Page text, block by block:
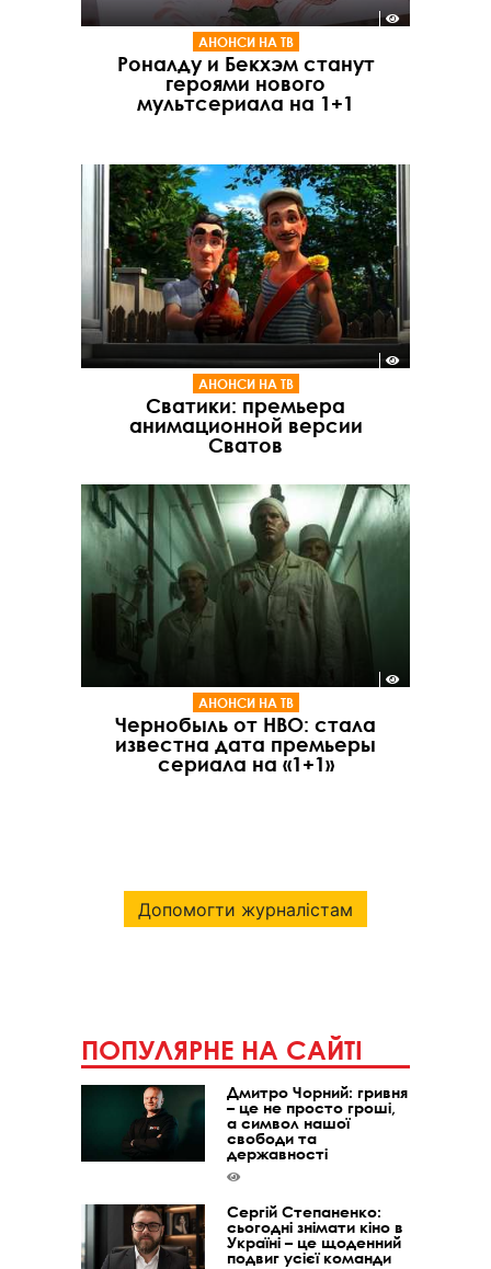
АНОНСИ НА ТВ
Роналду и Бекхэм станут
героями нового
мультсериала на 1+1
АНОНСИ НА ТВ
Сватики: премьера
анимационной версии
Сватов
АНОНСИ НА ТВ
Чернобыль от НВО: стала
известна дата премьеры
сериала на «1+1»
Допомогти журналістам
ПОПУЛЯРНЕ НА САЙТІ
Дмитро Чорний: гривня
– це не просто гроші,
а символ нашої
свободи та
державності
Сергій Степаненко:
сьогодні знімати кіно в
Україні – це щоденний
подвиг усієї команди